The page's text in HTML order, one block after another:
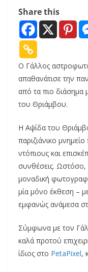
Share this
Ο Γάλλος
απαθανάτισε την
από τα πιο διάσημα
του Θριάμβου.
Η Αψίδα του
παριζιάνικο
ντόπιους και
συνθέσεις. Ωστόσο,
μοναδική
μία μόνο έκθεση –
εμφανώς ανάμεσα
Σύμφωνα με τον
καλά προτού
ίδιος στο PetaPixel,